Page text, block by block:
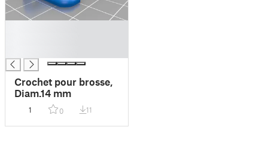
Crochet pour brosse,
Diam.14 mm
1 0 11